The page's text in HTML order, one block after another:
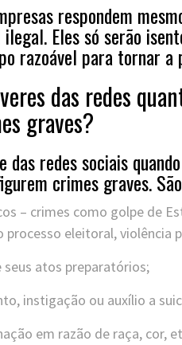
respondem
Eles só serão
razoável para tornar a
das redes
graves?
das redes sociais
crimes graves.
– crimes como golpe de
processo eleitoral, violência
atos preparatórios;
instigação ou auxílio a
em razão de raça, cor,